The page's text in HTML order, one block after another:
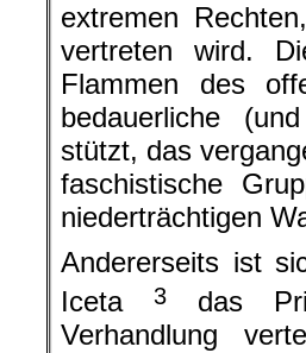
extremen
vertreten wird.
Flammen des
bedauerliche
stützt, das
faschistische
niederträchtigen
Andererseits ist
Iceta
3
das
Verhandlung